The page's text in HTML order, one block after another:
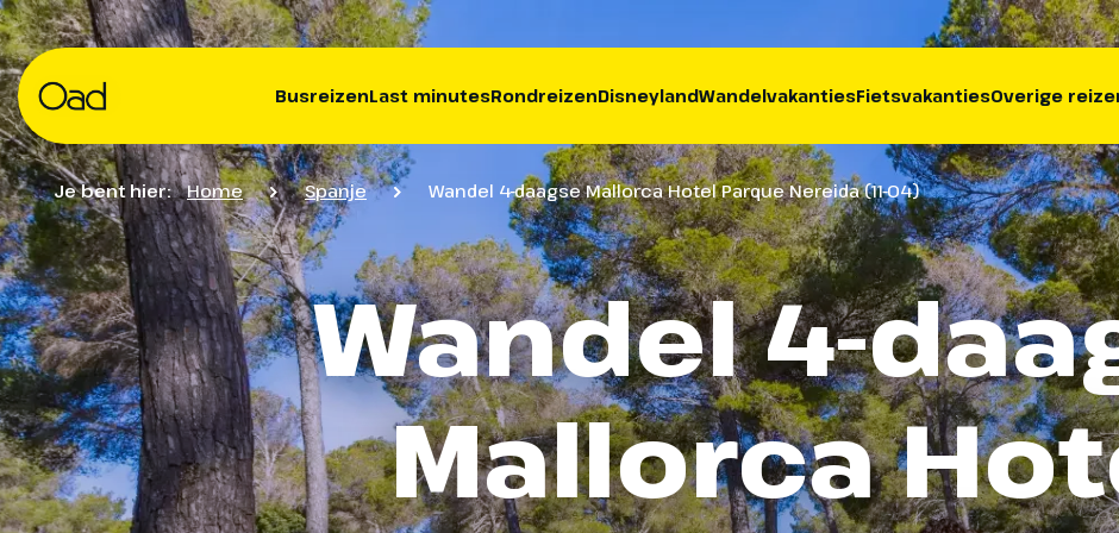
BusreizenLast minutesRondreizenDisneylandWandelvakantiesFietsvakantiesOverige
Je bent hier: Home Spanje Wandel 4-daagse Mallorca Hotel Parque Nereida (11-04)
Wandel 4-
Mallorca